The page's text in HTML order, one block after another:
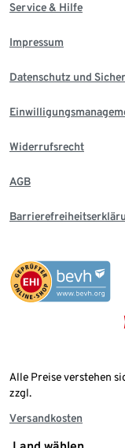
Service & Hilfe
Impressum
Datenschutz und
Widerrufsrecht
AGB
Alle Preise verstehen
zzgl.
Versandkosten